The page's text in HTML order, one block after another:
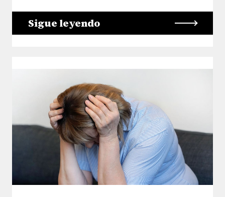
Sigue leyendo